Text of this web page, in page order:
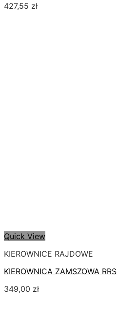
427,55 zł
Quick View
KIEROWNICE RAJDOWE
KIEROWNICA ZAMSZOWA RRS
349,00 zł